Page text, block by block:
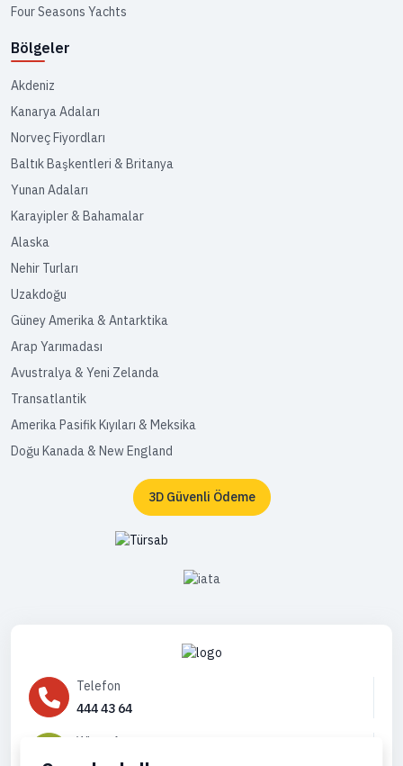
Four Seasons Yachts
Bölgeler
Akdeniz
Kanarya Adaları
Norveç Fiyordları
Baltık Başkentleri & Britanya
Yunan Adaları
Karayipler & Bahamalar
Alaska
Nehir Turları
Uzakdoğu
Güney Amerika & Antarktika
Arap Yarımadası
Avustralya & Yeni Zelanda
Transatlantik
Amerika Pasifik Kıyıları & Meksika
Doğu Kanada & New England
3D Güvenli Ödeme
Telefon
444 43 64
WhatsApp